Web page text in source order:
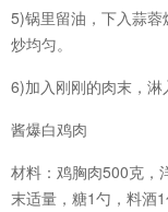
5)锅里留油，下入蒜
炒均匀。
6)加入刚刚的肉末，淋
酱爆白鸡肉
材料：鸡胸肉500克，
末适量，糖1勺，料酒